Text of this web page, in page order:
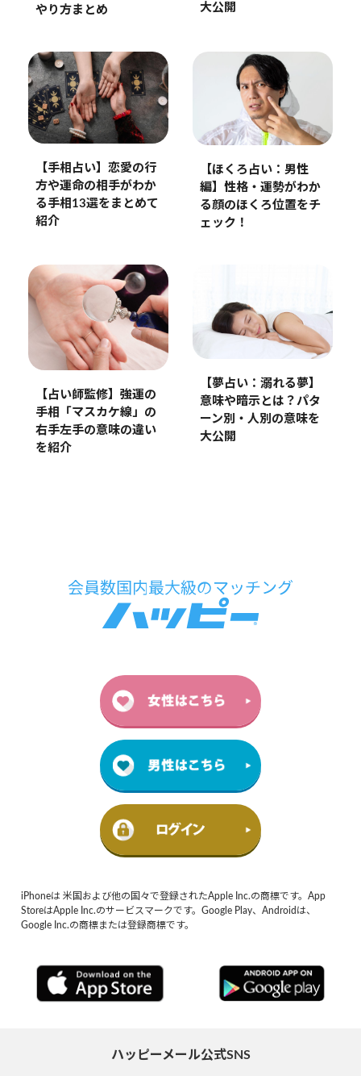
やり方まとめ
大公開
【手相占い】恋愛の行
方や運命の相手がわか
る手相13選をまとめて
紹介
【ほくろ占い：男性
編】性格・運勢がわか
る顔のほくろ位置をチ
ェック！
【占い師監修】強運の
手相「マスカケ線」の
右手左手の意味の違い
を紹介
【夢占い：溺れる夢】
意味や暗示とは？パタ
ーン別・人別の意味を
大公開
iPhoneは 米国および他の国々で登録されたApple Inc.の商標です。App
StoreはApple Inc.のサービスマークです。Google Play、Androidは、
Google Inc.の商標または登録商標です。
ハッピーメール公式SNS